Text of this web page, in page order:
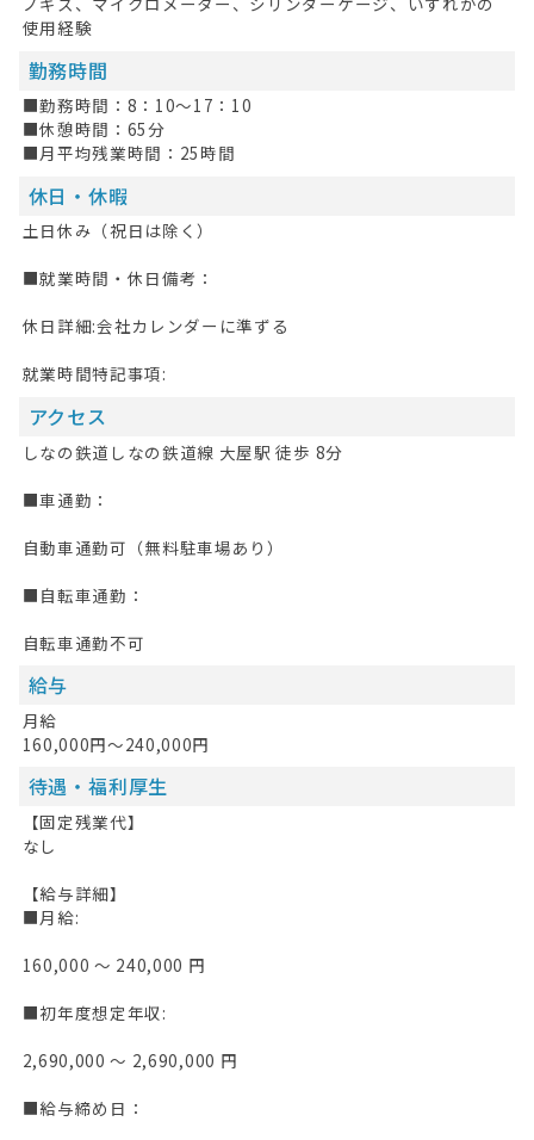
HOME
ログイン
キープした求人 0
最近見た求人
お問い合わせ
掲載希望の方へ
使用経験
勤務時間
■勤務時間：8：10～17：10
■休憩時間：65分
■月平均残業時間：25時間
休日・休暇
土日休み（祝日は除く）
■就業時間・休日備考：
休日詳細:会社カレンダーに準ずる
就業時間特記事項:
アクセス
しなの鉄道しなの鉄道線 大屋駅 徒歩 8分
■車通勤：
自動車通勤可（無料駐車場あり）
■自転車通勤：
自転車通勤不可
給与
月給
160,000円～240,000円
待遇・福利厚生
【固定残業代】
なし
【給与詳細】
■月給:
160,000 〜 240,000 円
■初年度想定年収:
2,690,000 〜 2,690,000 円
■給与締め日：